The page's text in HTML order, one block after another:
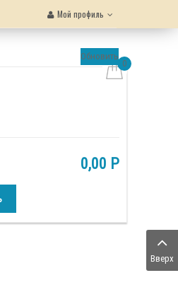
Мой профиль
0
Обновить
0,00 P
Вверх